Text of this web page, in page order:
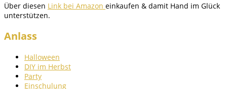
Über diesen Link bei Amazon einkaufen & damit Hand im Glück
unterstützen.
Anlass
Halloween
DIY im Herbst
Party
Einschulung